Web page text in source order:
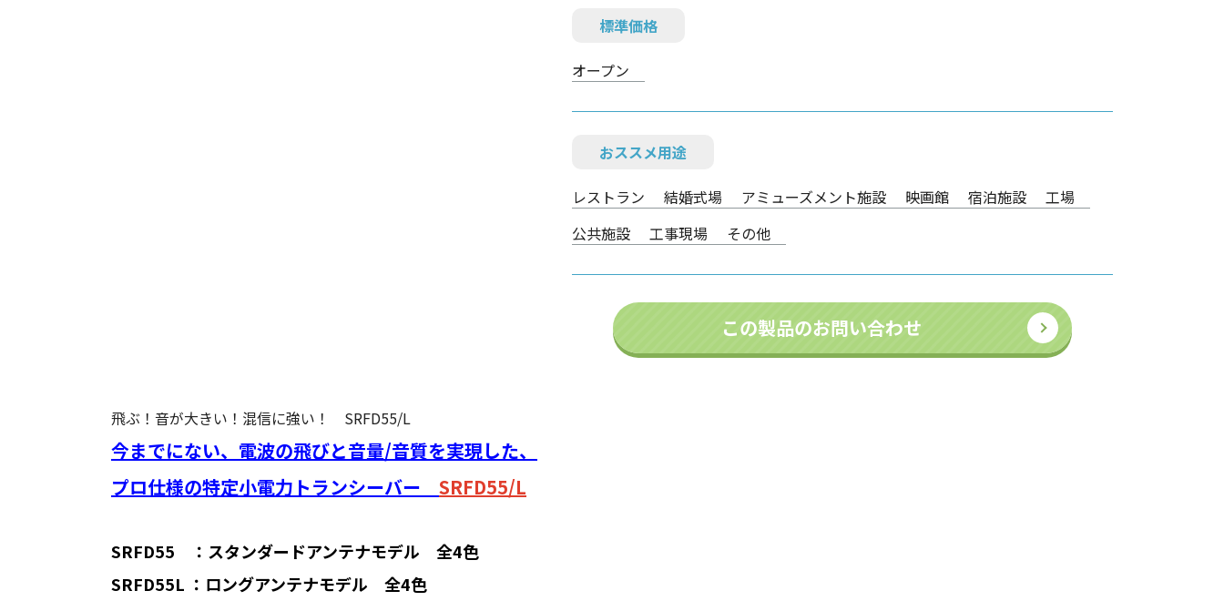
標準価格
オープン
おススメ用途
レストラン 結婚式場 アミューズメント施設 映画館 宿泊施設
工場
公共施設
工事現場 その他
この製品のお問い合わせ
飛ぶ！音が大きい！混信に強い！ SRFD55/L
今までにない、電波の飛びと音量/音質を実現した、
プロ仕様の特定小電力トランシーバー SRFD55/L
SRFD55 ：スタンダードアンテナモデル 全4色
SRFD55L ：ロングアンテナモデル 全4色